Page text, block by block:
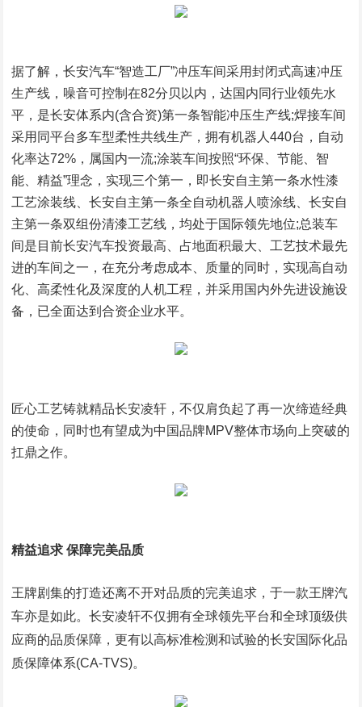
据了解，长安汽车“智造工厂”冲压车间采用封闭式高速冲压
生产线，噪音可控制在82分贝以内，达国内同行业领先水
平，是长安体系内(含合资)第一条智能冲压生产线;焊接车间
采用同平台多车型柔性共线生产，拥有机器人440台，自动
化率达72%，属国内一流;涂装车间按照“环保、节能、智
能、精益”理念，实现三个第一，即长安自主第一条水性漆
工艺涂装线、长安自主第一条全自动机器人喷涂线、长安自
主第一条双组份清漆工艺线，均处于国际领先地位;总装车
间是目前长安汽车投资最高、占地面积最大、工艺技术最先
进的车间之一，在充分考虑成本、质量的同时，实现高自动
化、高柔性化及深度的人机工程，并采用国内外先进设施设
备，已全面达到合资企业水平。
匠心工艺铸就精品长安凌轩，不仅肩负起了再一次缔造经典
的使命，同时也有望成为中国品牌MPV整体市场向上突破的
扛鼎之作。
精益追求 保障完美品质
王牌剧集的打造还离不开对品质的完美追求，于一款王牌汽
车亦是如此。长安凌轩不仅拥有全球领先平台和全球顶级供
应商的品质保障，更有以高标准检测和试验的长安国际化品
质保障体系(CA-TVS)。